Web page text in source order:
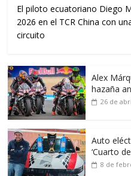
El piloto ecuatoriano Diego
2026 en el TCR China con
circuito
Alex
hazaña
26 de
Auto
‘Cuarto
8 de